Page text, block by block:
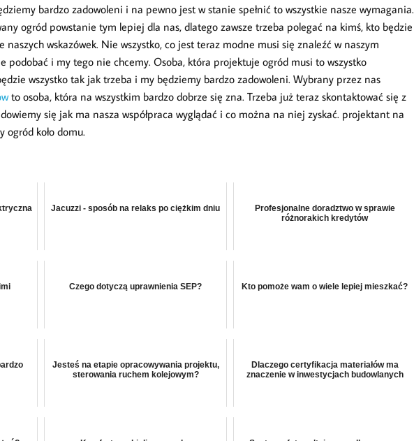
bardzo zadowoleni i na pewno jest w stanie spełnić to wszystkie nasze wymagania.
ogród powstanie tym lepiej dla nas, dlatego zawsze trzeba polegać na kimś, kto będzie
naszych wskazówek. Nie wszystko, co jest teraz modne musi się znaleźć w naszym
podobać i my tego nie chcemy. Osoba, która projektuje ogród musi to wszystko
wszystko tak jak trzeba i my będziemy bardzo zadowoleni. Wybrany przez nas
to osoba, która na wszystkim bardzo dobrze się zna. Trzeba już teraz skontaktować się z
się jak ma nasza współpraca wyglądać i co można na niej zyskać. projektant na
koło domu.
Jacuzzi - sposób na relaks po ciężkim dniu
Profesjonalne doradztwo w sprawie
różnorakich kredytów
Czego dotyczą uprawnienia SEP? Kto pomoże wam o wiele lepiej mieszkać?
Jesteś na etapie opracowywania projektu,
sterowania ruchem kolejowym?
Dlaczego certyfikacja materiałów ma
znaczenie w inwestycjach budowlanych